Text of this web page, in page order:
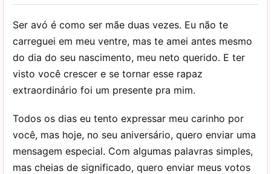
Ser avó é como ser mãe duas vezes. Eu não te
carreguei em meu ventre, mas te amei antes mesmo
do dia do seu nascimento, meu neto querido. E ter
visto você crescer e se tornar esse rapaz
extraordinário foi um presente pra mim.
Todos os dias eu tento expressar meu carinho por
você, mas hoje, no seu aniversário, quero enviar uma
mensagem especial. Com algumas palavras simples,
mas cheias de significado, quero enviar meus votos